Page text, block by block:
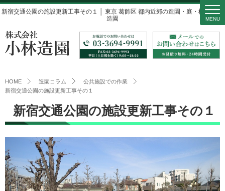
新宿交通公園の施設更新工事その１ │ 東京 葛飾区 都内近郊の造園・庭・植木 小林
造園
MENU
HOME 造園コラム
公共施設での作業
新宿交通公園の施設更新工事その１
新宿交通公園の施設更新工事その１